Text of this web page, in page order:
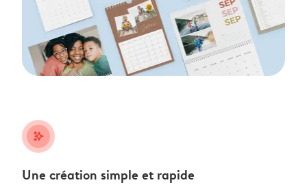
stars_plus
Une création simple et rapide